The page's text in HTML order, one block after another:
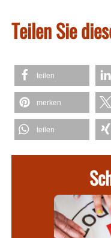
Teilen Sie
teilen
merken
teilen